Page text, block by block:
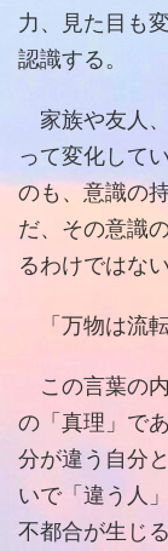
力、見た目も
認識する。
家族や友人
って変化して
のも、意識の
だ、その意識
るわけではない
「万物は流
この言葉の
の「真理」で
分が違う自分
いで「違う人
不都合が生じ